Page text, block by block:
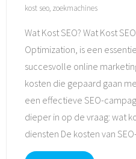
kost seo, zoekmachines
Wat Kost SEO? Wat Kost
Optimization, is een
succesvolle online
kosten die gepaard gaan
een effectieve SEO-
dieper in op de vraag: wat
diensten De kosten van